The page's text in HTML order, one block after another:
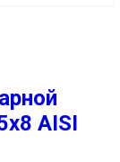
AISI